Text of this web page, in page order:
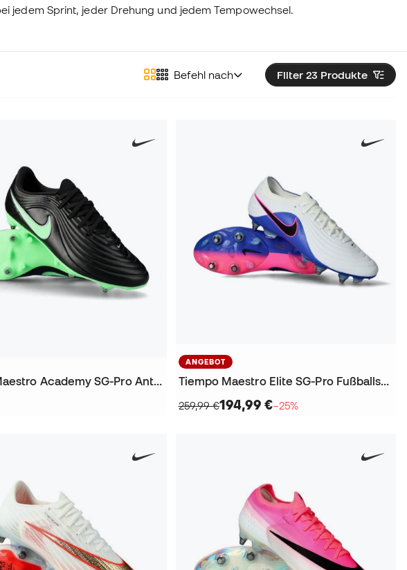
jedem Sprint, jeder Drehung und jedem Tempowechsel.
Filter 23 Produkte
Befehl nach
Tiempo Maestro Academy SG-Pro Anti-Clog Fußballschuhe
ANGEBOT
Tiempo Maestro Elite SG-Pro Fußballschuhe
259,99 €194,99 €−25%